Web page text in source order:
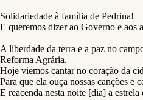
Solidariedade à família de Pedrina!
E queremos dizer ao Governo e aos
A liberdade da terra e a paz no
Reforma Agrária.
Hoje viemos cantar no coração da
Para que ela ouça nossas canções e
E reacenda nesta noite [dia] a estrela